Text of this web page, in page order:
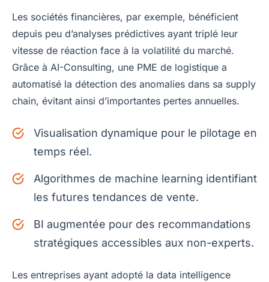
Les sociétés financières, par exemple, bénéficient
depuis peu d’analyses prédictives ayant triplé leur
vitesse de réaction face à la volatilité du marché.
Grâce à AI-Consulting, une PME de logistique a
automatisé la détection des anomalies dans sa supply
chain, évitant ainsi d’importantes pertes annuelles.
Visualisation dynamique pour le pilotage en
temps réel.
Algorithmes de machine learning identifiant
les futures tendances de vente.
BI augmentée pour des recommandations
stratégiques accessibles aux non-experts.
Les entreprises ayant adopté la data intelligence